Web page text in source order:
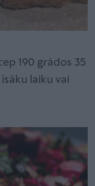
190 grādos 35
laiku vai